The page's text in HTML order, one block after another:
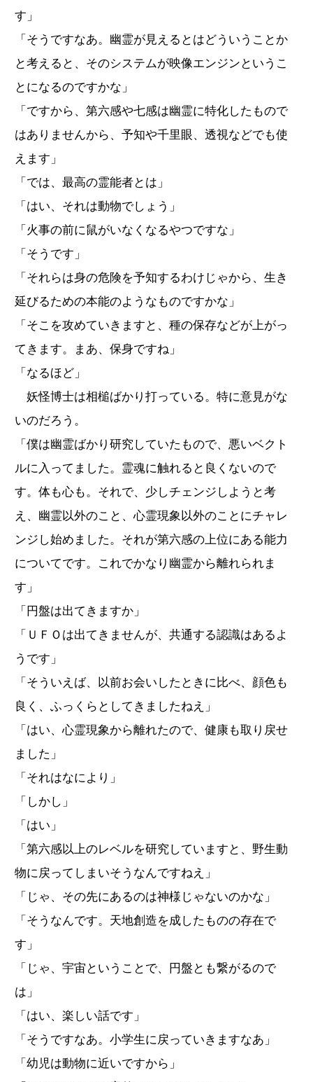
す」
「そうですなあ。幽霊が見えるとはどういうことか
と考えると、そのシステムが映像エンジンというこ
とになるのですかな」
「ですから、第六感や七感は幽霊に特化したもので
はありませんから、予知や千里眼、透視などでも使
えます」
「では、最高の霊能者とは」
「はい、それは動物でしょう」
「火事の前に鼠がいなくなるやつですな」
「そうです」
「それらは身の危険を予知するわけじゃから、生き
延びるための本能のようなものですかな」
「そこを攻めていきますと、種の保存などが上がっ
てきます。まあ、保身ですね」
「なるほど」
妖怪博士は相槌ばかり打っている。特に意見がな
いのだろう。
「僕は幽霊ばかり研究していたもので、悪いベクト
ルに入ってました。霊魂に触れると良くないので
す。体も心も。それで、少しチェンジしようと考
え、幽霊以外のこと、心霊現象以外のことにチャレ
ンジし始めました。それが第六感の上位にある能力
についてです。これでかなり幽霊から離れられま
す」
「円盤は出てきますか」
「ＵＦＯは出てきませんが、共通する認識はあるよ
うです」
「そういえば、以前お会いしたときに比べ、顔色も
良く、ふっくらとしてきましたねえ」
「はい、心霊現象から離れたので、健康も取り戻せ
ました」
「それはなにより」
「しかし」
「はい」
「第六感以上のレベルを研究していますと、野生動
物に戻ってしまいそうなんですねえ」
「じゃ、その先にあるのは神様じゃないのかな」
「そうなんです。天地創造を成したものの存在で
す」
「じゃ、宇宙ということで、円盤とも繋がるので
は」
「はい、楽しい話です」
「そうですなあ。小学生に戻っていきますなあ」
「幼児は動物に近いですから」